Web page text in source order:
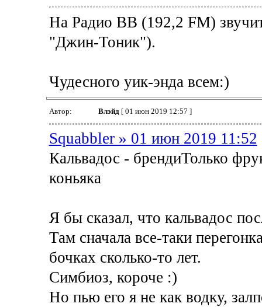
На Радио ВВ (192,2 FM)
"Джин-Тоник").
Чудесного уик-энда всем:)
Автор: Влэйд[ 01 июн 2019 12:57 ]
Squabbler » 01 июн 2019 11:52
Кальвадос - брендиТолько
коньяка
Я бы сказал, что кальвадос
Там сначала все-таки
бочках сколько-то лет.
Симбиоз, короче :)
Но пью его я не как водку,